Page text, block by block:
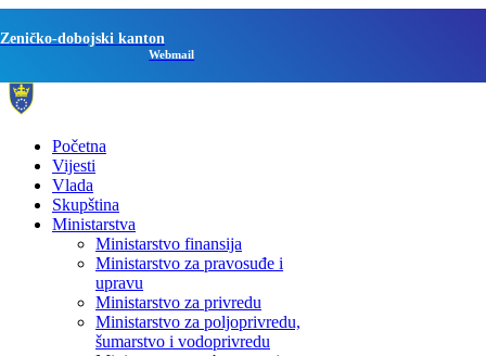
Zeničko-dobojski kanton
Webmail
Početna
Vijesti
Vlada
Skupština
Ministarstva
Ministarstvo finansija
Ministarstvo za pravosuđe i
upravu
Ministarstvo za privredu
Ministarstvo za poljoprivredu,
šumarstvo i vodoprivredu